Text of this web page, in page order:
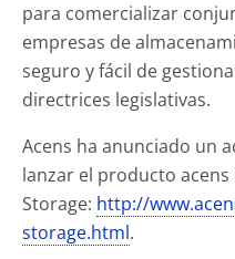
para comercializar
empresas de
seguro y fácil de
directrices legislativas.
Acens ha anunciado un
lanzar el producto acens
Storage: http://
storage.html.